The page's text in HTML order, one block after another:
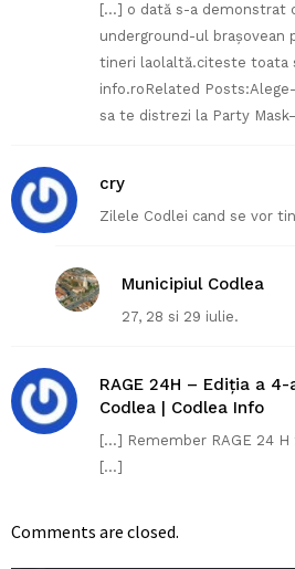
[…] o dată s-a demonstrat
underground-ul brașovean
tineri laolaltă.citeste toata
info.roRelated
sa te distrezi la Party
cry
Zilele Codlei cand se vor
Municipiul Codlea
27, 28 si 29 iulie.
RAGE 24H – Ediția a
Codlea | Codlea Info
[…] Remember RAGE 24 H
[…]
Comments are closed.